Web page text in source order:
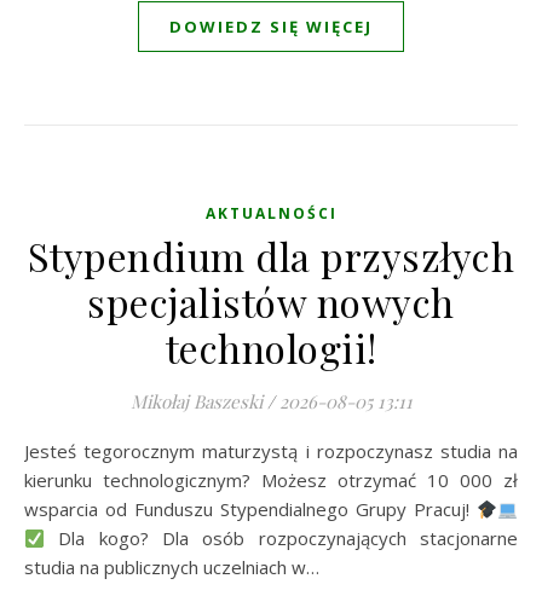
DOWIEDZ SIĘ WIĘCEJ
AKTUALNOŚCI
Stypendium dla przyszłych
specjalistów nowych
technologii!
Mikołaj Baszeski / 2026-08-05 13:11
Jesteś tegorocznym maturzystą i rozpoczynasz studia na
kierunku technologicznym? Możesz otrzymać 10 000 zł
wsparcia od Funduszu Stypendialnego Grupy Pracuj!
Dla kogo? Dla osób rozpoczynających stacjonarne
studia na publicznych uczelniach w…